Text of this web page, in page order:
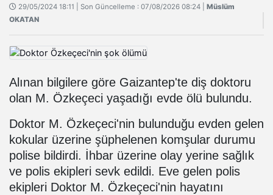
29/05/2024 18:11 | Son Güncelleme : 07/08/2026 08:24 | Müslüm
OKATAN
Alınan bilgilere göre Gaizantep'te diş doktoru
olan M. Özkeçeci yaşadığı evde ölü bulundu.
Doktor M. Özkeçeci'nin bulunduğu evden gelen
kokular üzerine şüphelenen komşular durumu
polise bildirdi. İhbar üzerine olay yerine sağlık
ve polis ekipleri sevk edildi. Eve gelen polis
ekipleri Doktor M. Özkeçeci'nin hayatını